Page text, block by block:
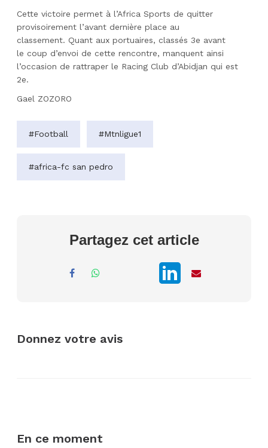
Cette victoire permet à l’Africa Sports de quitter
provisoirement l’avant dernière place au
classement. Quant aux portuaires, classés 3e avant
le coup d’envoi de cette rencontre, manquent ainsi
l’occasion de rattraper le Racing Club d’Abidjan qui est
2e.
Gael ZOZORO
#Football #Mtnligue1
#africa-fc san pedro
Partagez cet article
Donnez votre avis
En ce moment